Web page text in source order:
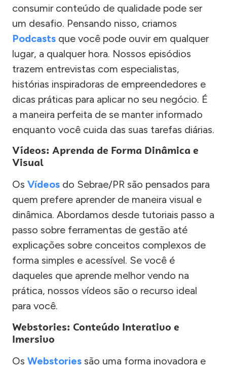
consumir conteúdo de qualidade pode ser
um desafio. Pensando nisso, criamos
Podcasts que você pode ouvir em qualquer
lugar, a qualquer hora. Nossos episódios
trazem entrevistas com especialistas,
histórias inspiradoras de empreendedores e
dicas práticas para aplicar no seu negócio. É
a maneira perfeita de se manter informado
enquanto você cuida das suas tarefas diárias.
Vídeos: Aprenda de Forma Dinâmica e
Visual
Os Vídeos do Sebrae/PR são pensados para
quem prefere aprender de maneira visual e
dinâmica. Abordamos desde tutoriais passo a
passo sobre ferramentas de gestão até
explicações sobre conceitos complexos de
forma simples e acessível. Se você é
daqueles que aprende melhor vendo na
prática, nossos vídeos são o recurso ideal
para você.
Webstories: Conteúdo Interativo e
Imersivo
Os Webstories são uma forma inovadora e